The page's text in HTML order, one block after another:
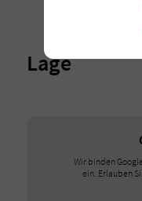
Lage
Wir binden
ein. Erlauben